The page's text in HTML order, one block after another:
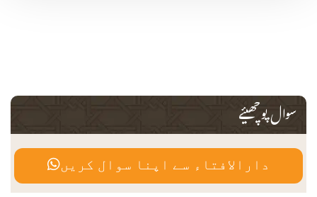
سوال پوچھیئے
دارالافتاء سے اپنا سوال کریں